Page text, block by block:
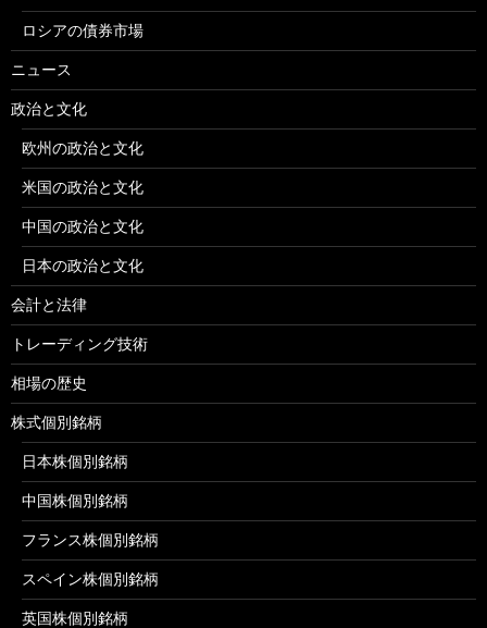
ロシアの債券市場
ニュース
政治と文化
欧州の政治と文化
米国の政治と文化
中国の政治と文化
日本の政治と文化
会計と法律
トレーディング技術
相場の歴史
株式個別銘柄
日本株個別銘柄
中国株個別銘柄
フランス株個別銘柄
スペイン株個別銘柄
英国株個別銘柄